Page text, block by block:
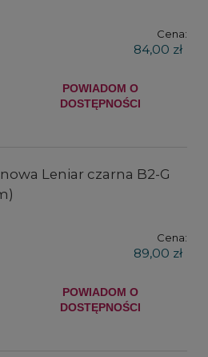
Cena:
84,00 zł
POWIADOM O
DOSTĘPNOŚCI
Leniar czarna B2-G
Cena:
89,00 zł
POWIADOM O
DOSTĘPNOŚCI